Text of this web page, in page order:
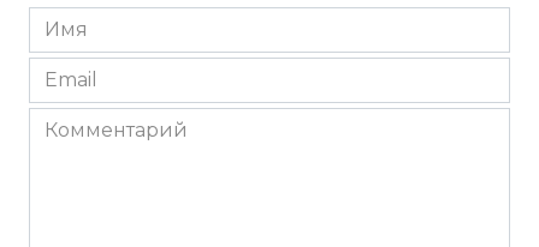
Имя
*
Email
*
Комментарий